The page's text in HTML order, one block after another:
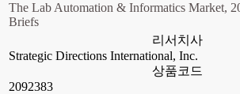
The Lab Automation & Informatics Market,
Briefs
리서치사
Strategic Directions International, Inc.
상품코드
2092383